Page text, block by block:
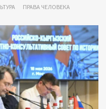
ПРАВА ЧЕЛОВЕКА